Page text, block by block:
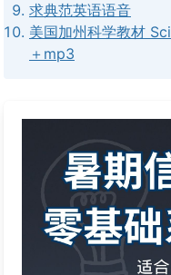
求典范英语语音
美国加州科学教材
＋mp3